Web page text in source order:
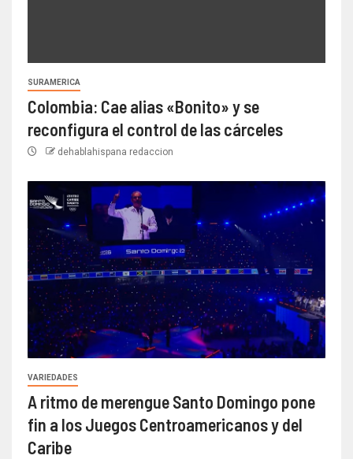
SURAMERICA
Colombia: Cae alias «Bonito» y se
reconfigura el control de las cárceles
dehablahispana redaccion
VARIEDADES
A ritmo de merengue Santo Domingo pone
fin a los Juegos Centroamericanos y del
Caribe